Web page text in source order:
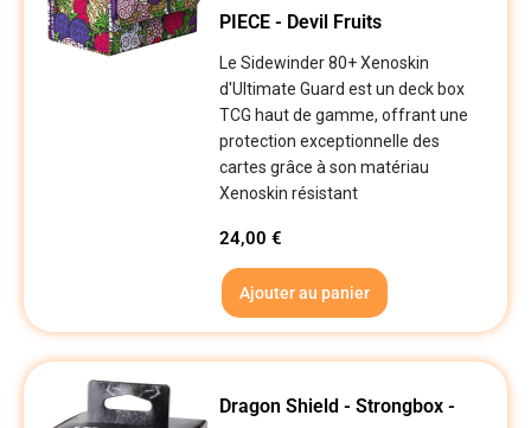
PIECE - Devil Fruits
Le Sidewinder 80+ Xenoskin
d'Ultimate Guard est un deck box
TCG haut de gamme, offrant une
protection exceptionnelle des
cartes grâce à son matériau
Xenoskin résistant
24,00€
Ajouter au panier
Dragon Shield - Strongbox -